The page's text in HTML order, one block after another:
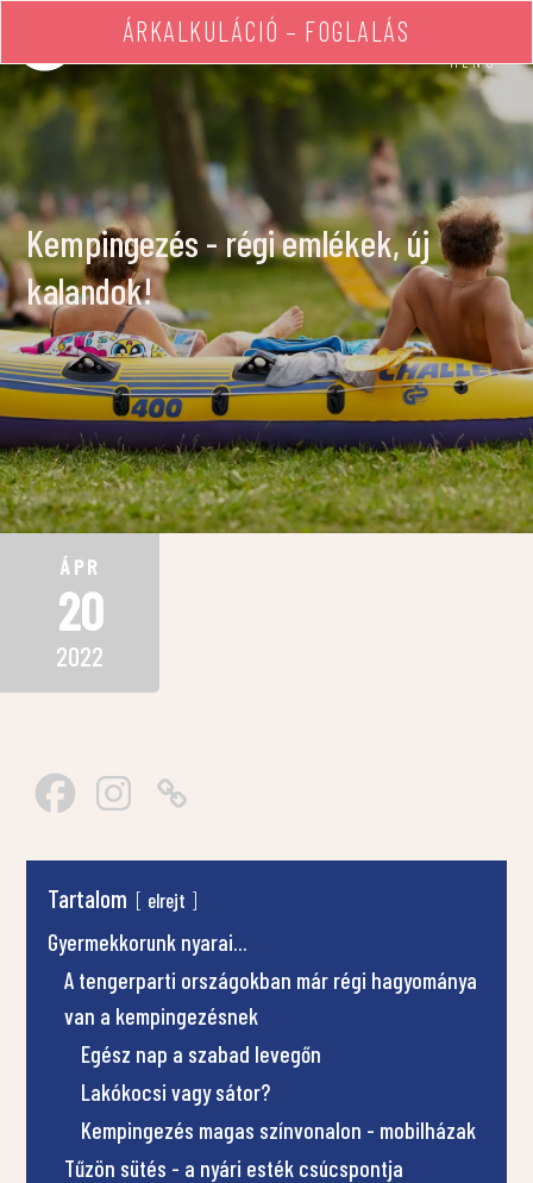
MENÜ
ÁRKALKULÁCIÓ – FOGLALÁS
Kempingezés - régi emlékek, új
kalandok!
ÁPR
20
2022
Tartalom elrejt
Gyermekkorunk nyarai...
A tengerparti országokban már régi hagyománya
van a kempingezésnek
Egész nap a szabad levegőn
Lakókocsi vagy sátor?
Kempingezés magas színvonalon - mobilházak
Tűzön sütés - a nyári esték csúcspontja